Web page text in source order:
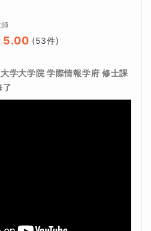
てもらった問題を高速で外観し
一緒に確認していきます。特
ヒアリングし、なぜその単元
析して、的確な復習方法まで
くい参考書は不可とさせてい
5.00 (53件)
学大学院 学際情報学府 修士課
了